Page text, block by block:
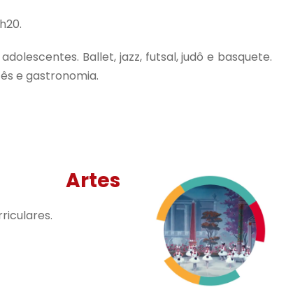
Ballet, jazz, futsal, judô e basquete.
e gastronomia.
Artes